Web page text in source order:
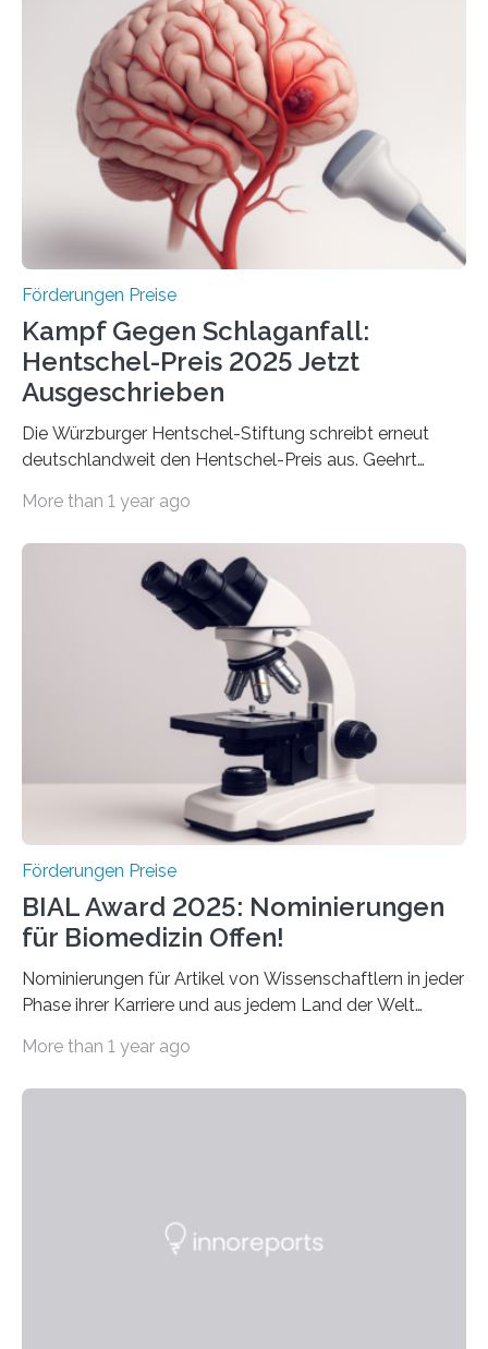
anderem zur Unterstützung der
Industrieforschungsprogramme Industrielle
Gemeinschaftsforschung (IGF), Zentrales
Innovationsprogramm Mittelstand (ZIM) und
Innovationskompetenz INNO-KOM. Auf dem
Innovationstag Mittelstand 2025 am 5. Juni 2025 in
Berlin überbrachte das Bundesministerium für
Wirtschaft und Energie eine gute Nachricht:
Überplanmäßige Verpflichtungsermächtigungen in
Förderungen Preise
Kampf Gegen Schlaganfall:
Hentschel-Preis 2025 Jetzt
Ausgeschrieben
Die Würzburger Hentschel-Stiftung schreibt erneut
deutschlandweit den Hentschel-Preis aus. Geehrt
hochrangige wissenschaftliche Publikation zum Thema
Schlaganfall“ mit Sitz in Würzburg fördert die
Schlaganfallforschung, um die Behandlung der
Betroffenen zu verbessern. Dazu schreibt sie auch in
diesem Jahr wieder deutschlandweit den Hentschel-
Preis aus. Er richtet sich gezielt an jüngere
Forscherinnen und Forscher unter 40 Jahren. Geehrt
werden soll eine herausragende Doktorarbeit oder eine
hochrangige wissenschaftliche Publikation zum Thema
More than 1 year ago
Förderungen Preise
BIAL Award 2025: Nominierungen
für Biomedizin Offen!
Nominierungen für Artikel von Wissenschaftlern in jeder
Phase ihrer Karriere und aus jedem Land der Welt
Leben gerufen, um die bemerkenswertesten
Foundation, des BIAL Award in Biomedicine ist in
More than 1 year ago